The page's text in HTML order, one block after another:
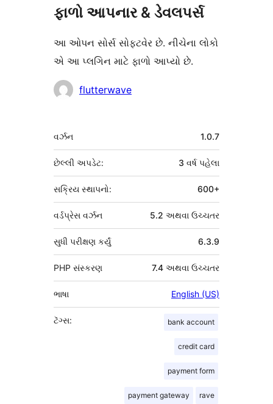
ફાળો આપનાર & ડેવલપર્સ
આ ઓપન સોર્સ સોફ્ટવેર છે. નીચેના લોકો
એ આ પ્લગિન માટે ફાળો આપ્યો છે.
ફાળો flutterwave
મેટા
વર્ઝન 1.0.7
છેલ્લી અપડેટ: 3 વર્ષપહેલા
સક્રિય સ્થાપનો: 600+
વર્ડપ્રેસ વર્ઝન 5.2 અથવા ઉચ્ચતર
6.3.9
સુધી પરીક્ષણ કર્યું
PHP સંસ્કરણ 7.4 અથવા ઉચ્ચતર
ભાષા English (US)
ટૅગ્સ: bank account
credit card
payment form
payment gateway rave